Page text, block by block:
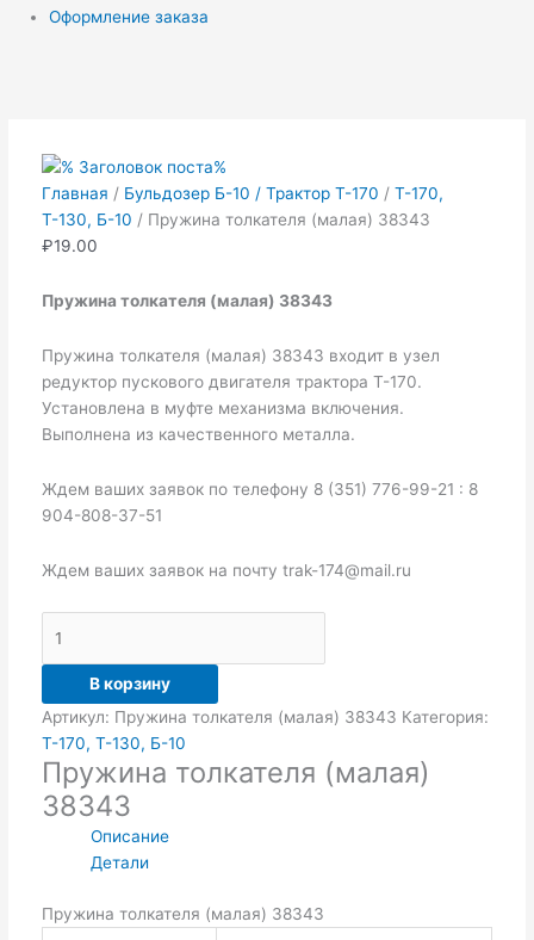
Оформление заказа
Главная / Бульдозер Б-10 / Трактор Т-170 / Т-170,
Т-130, Б-10 / Пружина толкателя (малая) 38343
₽19.00
Пружина толкателя (малая) 38343
Пружина толкателя (малая) 38343 входит в узел
редуктор пускового двигателя трактора Т-170.
Установлена в муфте механизма включения.
Выполнена из качественного металла.
Ждем ваших заявок по телефону 8 (351) 776-99-21 : 8
904-808-37-51
Ждем ваших заявок на почту trak-174@mail.ru
(малая)
38343
В корзину
Артикул: Пружина толкателя (малая) 38343 Категория:
Т-170, Т-130, Б-10
Пружина толкателя (малая)
38343
Описание
Детали
Пружина толкателя (малая) 38343